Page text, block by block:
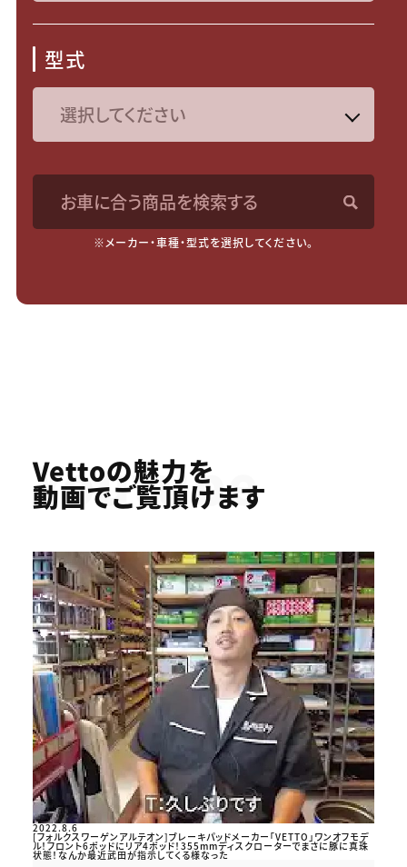
型式
お車に合う商品を検索する
※メーカー・車種・型式を選択してください。
Youtube
Vettoの魅力を
動画でご覧頂けます
2022.8.6
[フォルクスワーゲンアルテオン]ブレーキパッドメーカー「VETTO」ワンオフモデ
ル！フロント6ポッドにリア4ポッド！355mmディスクローターでまさに豚に真珠
状態！なんか最近武田が指示してくる様なった